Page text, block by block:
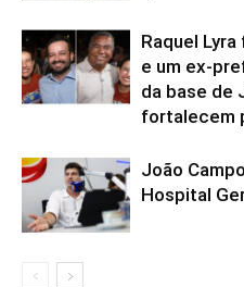
Raquel
e um ex-
da base de
fortalecem
João
Hospital